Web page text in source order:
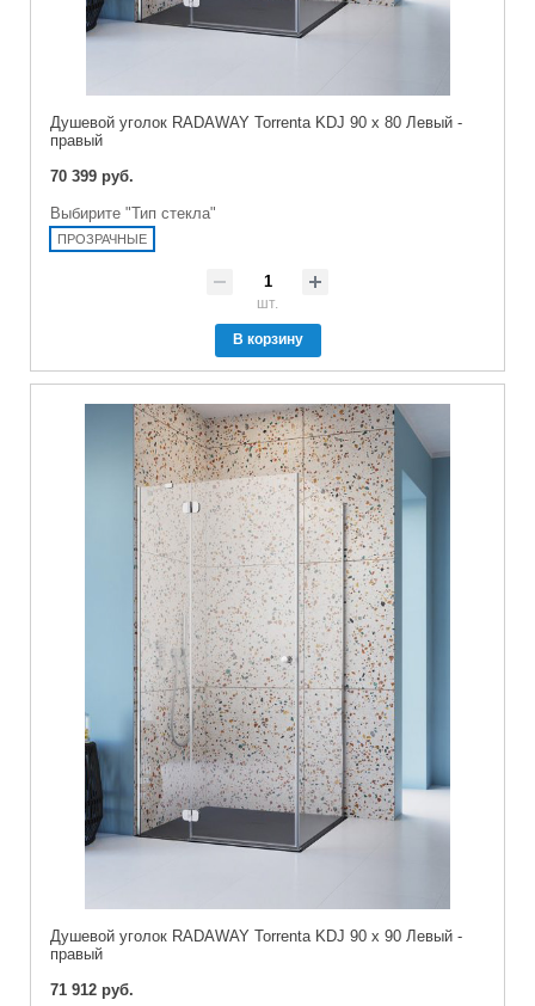
Душевой уголок RADAWAY Torrenta KDJ 90 x 80 Левый -
правый
70 399 руб.
Выбирите "Тип стекла"
ПРОЗРАЧНЫЕ
шт.
В корзину
Душевой уголок RADAWAY Torrenta KDJ 90 x 90 Левый -
правый
71 912 руб.